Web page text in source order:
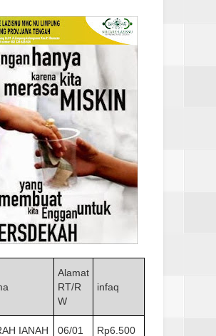
Alamat
RT/R
W
infaq
IANAH 06/01 Rp6.500